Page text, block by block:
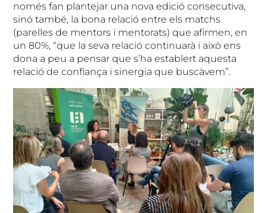
només fan plantejar una nova edició consecutiva,
sinó també, la bona relació entre els matchs
(parelles de mentors i mentorats) que afirmen, en
un 80%, “que la seva relació continuarà i això ens
dona a peu a pensar que s’ha establert aquesta
relació de confiança i sinergia que buscàvem”.